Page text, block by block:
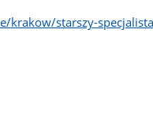
starszy-